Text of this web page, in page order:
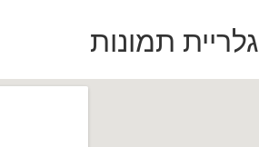
גלריית תמונות